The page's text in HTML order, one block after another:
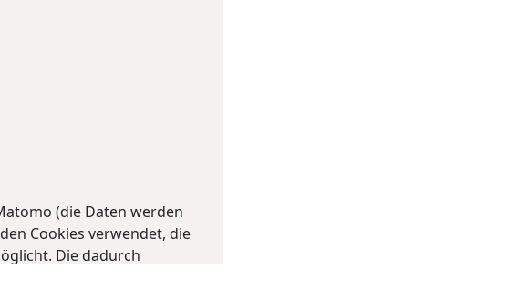
(die Daten werden
Cookies verwendet, die
Die dadurch